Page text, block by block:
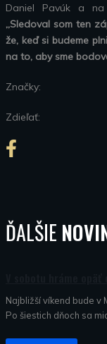
Daniel Pavúk a
„Sledoval som ten
že, keď si budeme
na to, aby sme
Značky:
Zdieľať:
ĎALŠIE
Najbližší víkend bude
Po šiestich dňoch sa